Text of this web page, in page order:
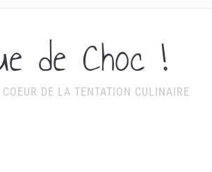
de Choc !
DE LA TENTATION CULINAIRE